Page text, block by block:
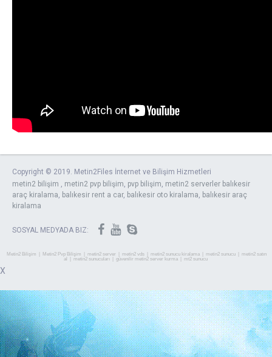
Copyright © 2019. Metin2Files İnternet ve Bilişim Hizmetleri
metin2 bilişim , metin2 pvp bilişim, pvp bilişim, metin2 serverler balıkesir
araç kiralama, balıkesir rent a car, balıkesir oto kiralama, balıkesir araç
kiralama
SOSYAL MEDYADA BIZ:
Metin2 Bilişim Metin2 Pvp Bilişim metin2 server metin2 vds metin2 sunucu kiralama metin2 sunucu
metin2 satın
al
metin2 sunucuları güvenilir metin2 server kurma mt2 sunucu
X